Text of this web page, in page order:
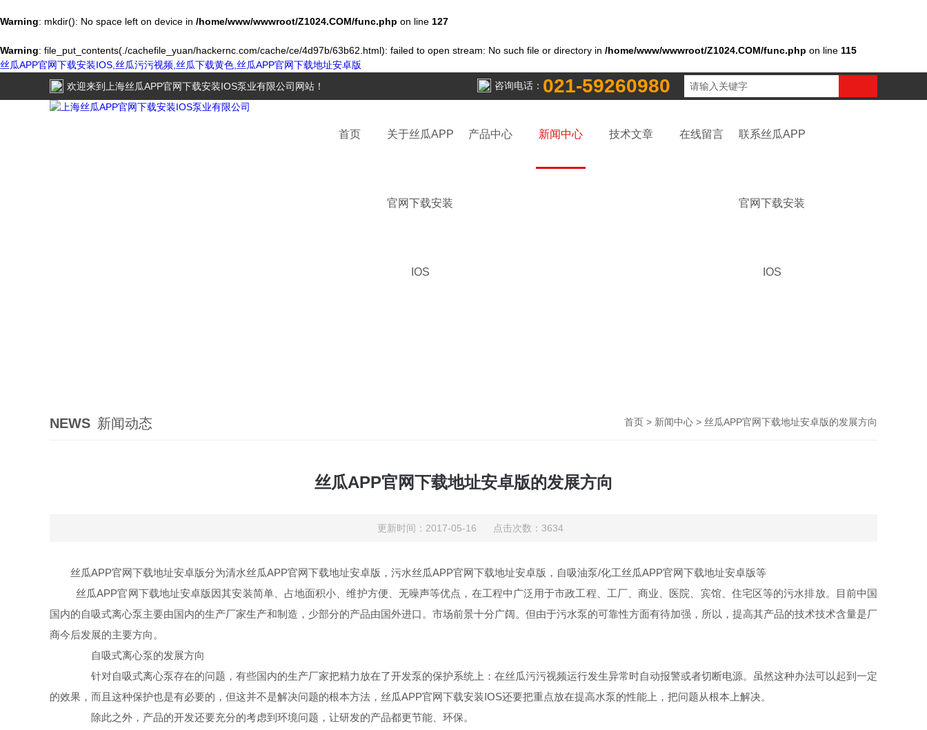
Warning: mkdir(): No space left on device in /home/www/wwwroot/Z1024.COM/func.php on line 127
Warning: file_put_contents(./cachefile_yuan/hackernc.com/cache/ce/4d97b/63b62.html): failed to open stream: No such file or directory in /home/www/wwwroot/Z1024.COM/func.php on line 115
丝瓜APP官网下载安装IOS,丝瓜污污视频,丝瓜下载黄色,丝瓜APP官网下载地址安卓版
欢迎来到
上海丝瓜APP官网下载安装IOS泵业有限公司 网站！ 咨询电话： 021-59260980
首页 关于丝瓜APP
官网下载安装
IOS
产品中心 新闻中心 技术文章 在线留言 联系丝瓜APP
官网下载安装
IOS
NEWS 新闻动态 首页 > 新闻中心 > 丝瓜APP官网下载地址安卓版的发展方向
丝瓜APP官网下载地址安卓版的发展方向
更新时间：2017-05-16 点击次数：3634
丝瓜APP官网下载地址安卓版分为清水丝瓜APP官网下载地址安卓版，污水丝瓜APP官网下载地址安卓版，自吸油泵/化工丝瓜APP官网下载地址安卓版等
丝瓜APP官网下载地址安卓版因其安装简单、占地面积小、维护方便、无噪声等优点，在工程中广泛用于市政工程、工厂、商业、医院、宾馆、住宅区等的污水排放。目前中国
国内的自吸式离心泵主要由国内的生产厂家生产和制造，少部分的产品由国外进口。市场前景十分广阔。但由于污水泵的可靠性方面有待加强，所以，提高其产品的技术技术含量是厂
商今后发展的主要方向。
自吸式离心泵的发展方向
针对自吸式离心泵存在的问题，有些国内的生产厂家把精力放在了开发泵的保护系统上：在丝瓜污污视频运行发生异常时自动报警或者切断电源。虽然这种办法可以起到一定
的效果，而且这种保护也是有必要的，但这并不是解决问题的根本方法，丝瓜APP官网下载安装IOS还要把重点放在提高水泵的性能上，把问题从根本上解决。
除此之外，产品的开发还要充分的考虑到环境问题，让研发的产品都更节能、环保。